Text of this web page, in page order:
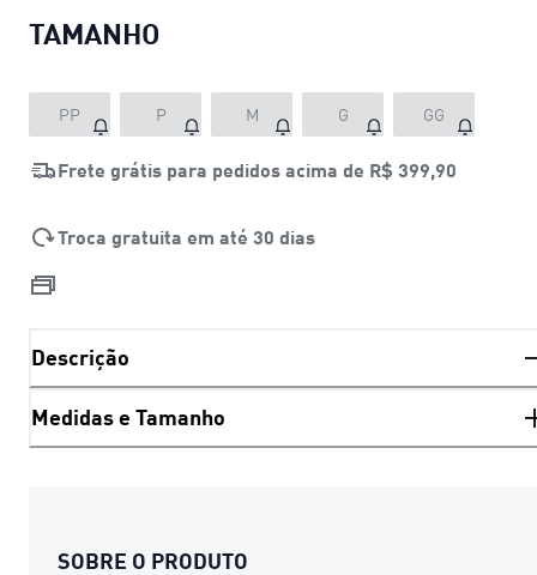
TAMANHO
PP P M G GG
Frete grátis para pedidos acima de R$ 399,90
Troca gratuita em até 30 dias
Descrição
Medidas e Tamanho
SOBRE O PRODUTO